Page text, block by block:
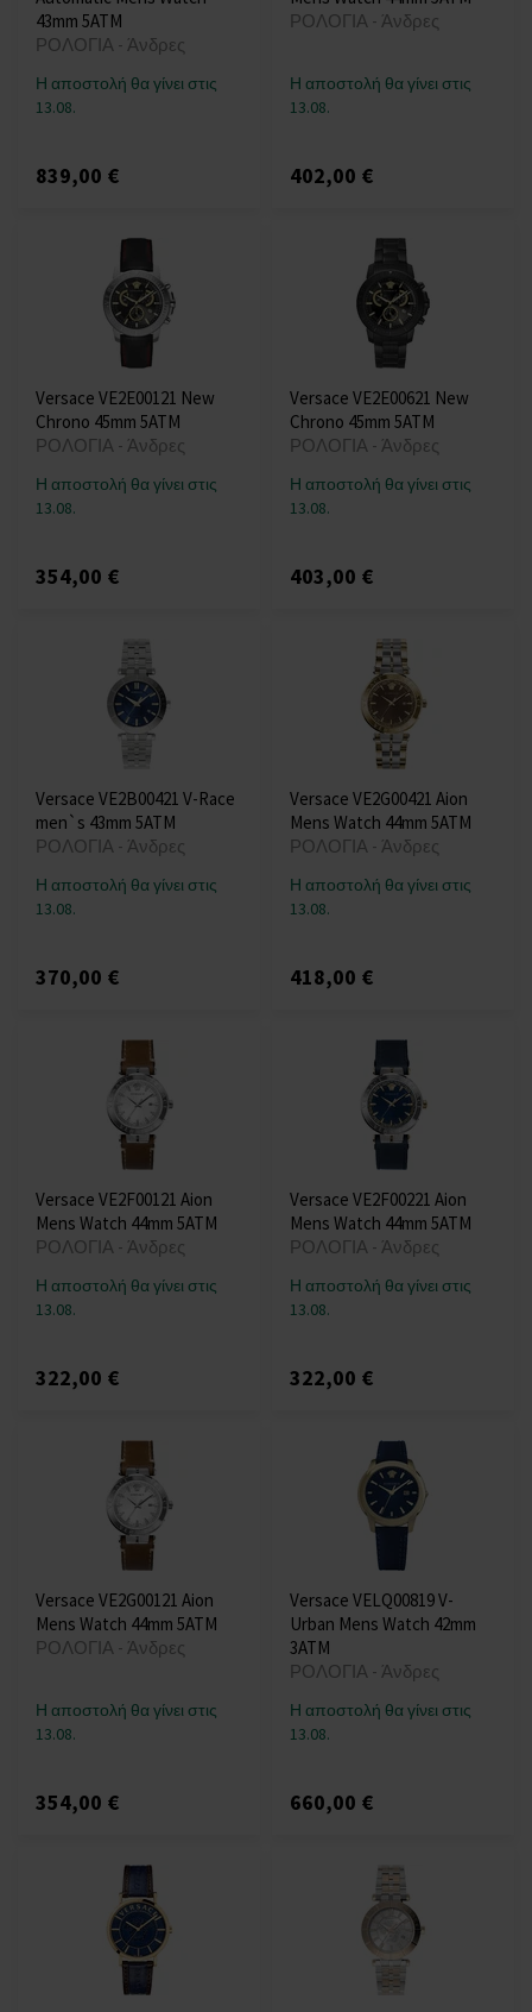
43mm 5ATM
ΡΟΛΟΓΙΑ - Άνδρες
Η αποστολή θα γίνει στις
13.08.
839,00 €
ΡΟΛΟΓΙΑ - Άνδρες
Η αποστολή θα γίνει στις
13.08.
402,00 €
Versace VE2E00121 New
Chrono 45mm 5ATM
ΡΟΛΟΓΙΑ - Άνδρες
Η αποστολή θα γίνει στις
13.08.
354,00 €
Versace VE2E00621 New
Chrono 45mm 5ATM
ΡΟΛΟΓΙΑ - Άνδρες
Η αποστολή θα γίνει στις
13.08.
403,00 €
Versace VE2B00421 V-Race
men`s 43mm 5ATM
ΡΟΛΟΓΙΑ - Άνδρες
Η αποστολή θα γίνει στις
13.08.
370,00 €
Versace VE2G00421 Aion
Mens Watch 44mm 5ATM
ΡΟΛΟΓΙΑ - Άνδρες
Η αποστολή θα γίνει στις
13.08.
418,00 €
Versace VE2F00121 Aion
Mens Watch 44mm 5ATM
ΡΟΛΟΓΙΑ - Άνδρες
Η αποστολή θα γίνει στις
13.08.
322,00 €
Versace VE2F00221 Aion
Mens Watch 44mm 5ATM
ΡΟΛΟΓΙΑ - Άνδρες
Η αποστολή θα γίνει στις
13.08.
322,00 €
Versace VE2G00121 Aion
Mens Watch 44mm 5ATM
ΡΟΛΟΓΙΑ - Άνδρες
Η αποστολή θα γίνει στις
13.08.
354,00 €
Versace VELQ00819 V-
Urban Mens Watch 42mm
3ATM
ΡΟΛΟΓΙΑ - Άνδρες
Η αποστολή θα γίνει στις
13.08.
660,00 €